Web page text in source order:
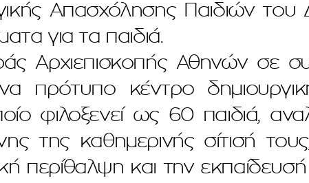
Απασχόλησης Παιδιών
για τα παιδιά.
Αρχιεπισκοπής Αθηνών σε
πρότυπο κέντρο
φιλοξενεί ως 60 παιδιά,
της καθημερινής σίτισή
περίθαλψη και την